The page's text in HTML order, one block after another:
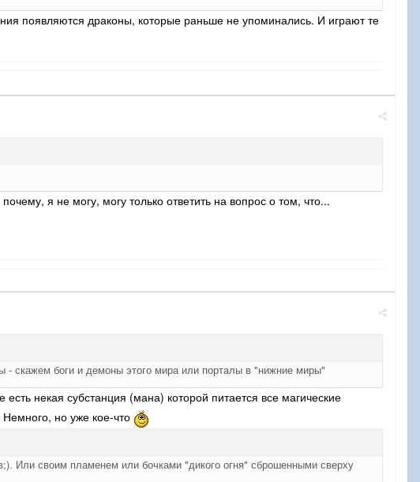
появляются драконы, которые раньше не упоминались. И играют те
я не могу, могу только ответить на вопрос о том, что...
- скажем боги и демоны этого мира или порталы в "нижние миры"
некая субстанция (мана) которой питается все магические
но уже кое-что
Или своим пламенем или бочками "дикого огня" сброшенными сверху